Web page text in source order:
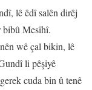
lê êdî salên dirêj
Mesîhî.
wê çal bikin, lê
li pêşiyê
cuda bin û tenê